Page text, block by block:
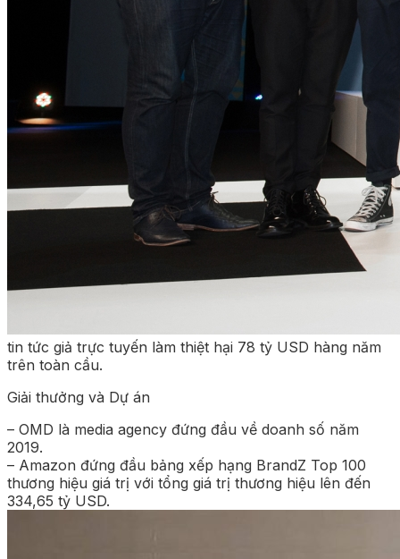
tin tức giả trực tuyến làm thiệt hại 78 tỷ USD hàng năm
trên toàn cầu.
Giải thưởng và Dự án
– OMD là media agency đứng đầu về doanh số năm
2019.
– Amazon đứng đầu bảng xếp hạng BrandZ Top 100
thương hiệu giá trị với tổng giá trị thương hiệu lên đến
334,65 tỷ USD.